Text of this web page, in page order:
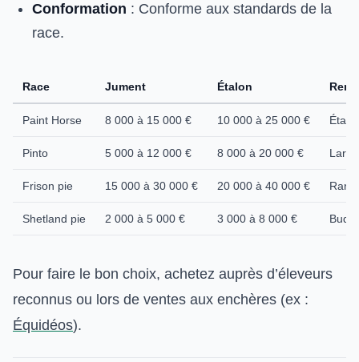
Conformation : Conforme aux standards de la
race.
Race Jument Étalon
Paint Horse 8 000 à 15 000 € 10 000 à 25 000 €
Pinto 5 000 à 12 000 € 8 000 à 20 000 €
Frison pie 15 000 à 30 000 € 20 000 à 40 000 € Rare
Shetland pie 2 000 à 5 000 € 3 000 à 8 000 €
Pour faire le bon choix, achetez auprès d’éleveurs
reconnus ou lors de ventes aux enchères (ex :
Équidéos).